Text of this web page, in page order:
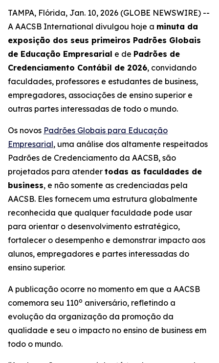
TAMPA, Flórida, Jan. 10, 2026 (GLOBE NEWSWIRE) --
A AACSB International divulgou hoje a minuta da
exposição dos seus primeiros Padrões Globais
de Educação Empresarial e de Padrões de
Credenciamento Contábil de 2026, convidando
faculdades, professores e estudantes de business,
empregadores, associações de ensino superior e
outras partes interessadas de todo o mundo.
Os novos Padrões Globais para Educação
Empresarial, uma análise dos altamente respeitados
Padrões de Credenciamento da AACSB, são
projetados para atender todas as faculdades de
business, e não somente as credenciadas pela
AACSB. Eles fornecem uma estrutura globalmente
reconhecida que qualquer faculdade pode usar
para orientar o desenvolvimento estratégico,
fortalecer o desempenho e demonstrar impacto aos
alunos, empregadores e partes interessadas do
ensino superior.
A publicação ocorre no momento em que a AACSB
comemora seu 110o aniversário, refletindo a
evolução da organização da promoção da
qualidade e seu o impacto no ensino de business em
todo o mundo.